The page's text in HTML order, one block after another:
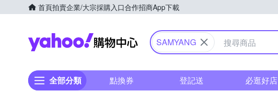
首頁拍賣企業/大宗採購入口合作招商App下載
Yahoo購物中心
SAMYANG
全部分類 點換券 登記送 必逛好店